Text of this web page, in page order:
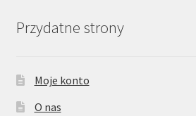
Przydatne strony
Moje konto
O nas